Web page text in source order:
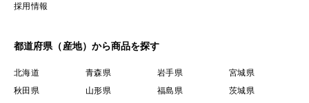
採用情報
都道府県（産地）から商品を探す
北海道 青森県 岩手県
宮城県
秋田県
山形県 福島県
茨城県